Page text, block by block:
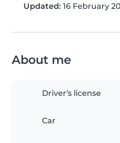
Updated: 16 February
About me
Driver's license
Car